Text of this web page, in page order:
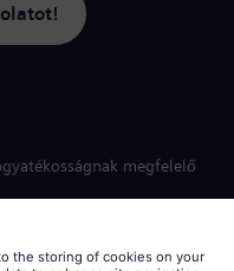
megfelelő